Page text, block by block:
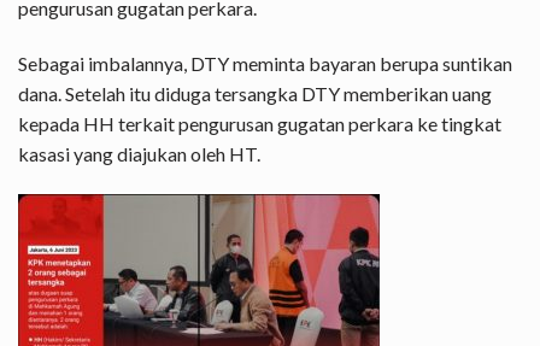
pengurusan gugatan perkara.
Sebagai imbalannya, DTY meminta bayaran berupa suntikan
dana. Setelah itu diduga tersangka DTY memberikan uang
kepada HH terkait pengurusan gugatan perkara ke tingkat
kasasi yang diajukan oleh HT.